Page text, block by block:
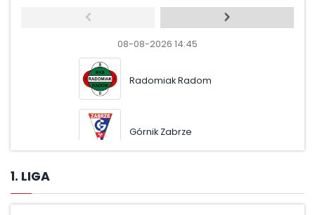
08-08-2026 14:45
Radomiak Radom
Górnik Zabrze
1. LIGA